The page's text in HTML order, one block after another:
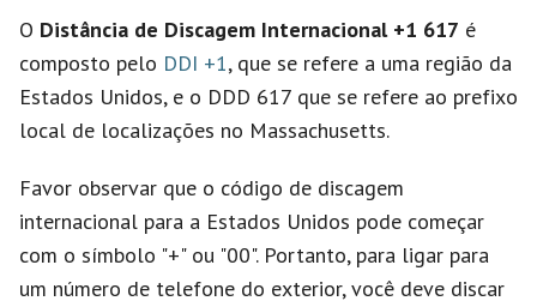
O Distância de Discagem Internacional+1 617 é
composto pelo DDI +1, que se refere a uma região da
Estados Unidos, e o DDD 617 que se refere ao prefixo
local de localizações no Massachusetts.
Favor observar que o código de discagem
internacional para a Estados Unidos pode começar
com o símbolo "+" ou "00". Portanto, para ligar para
um número de telefone do exterior, você deve discar